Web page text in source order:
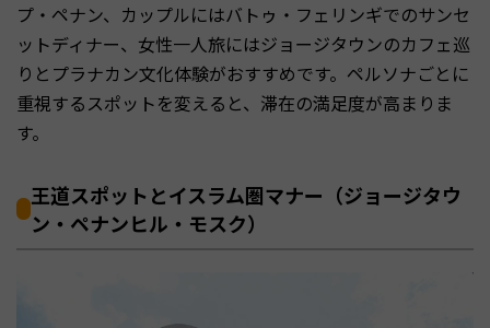
プ・ペナン、カップルにはバトゥ・フェリンギでのサンセ
ットディナー、女性一人旅にはジョージタウンのカフェ巡
りとプラナカン文化体験がおすすめです。ペルソナごとに
重視するスポットを変えると、滞在の満足度が高まりま
す。
王道スポットとイスラム圏マナー（ジョージタウ
ン・ペナンヒル・モスク）